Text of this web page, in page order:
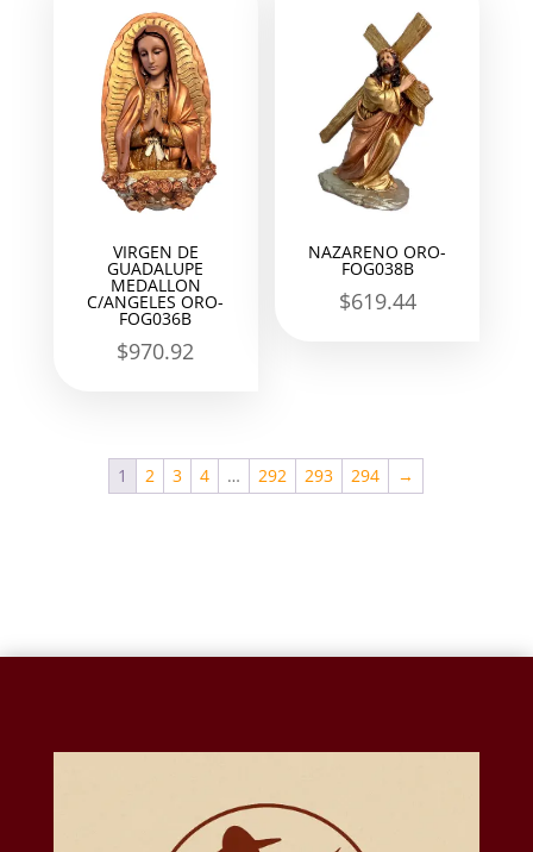
VIRGEN DE
GUADALUPE
MEDALLON
C/ANGELES ORO-
FOG036B
$970.92
NAZARENO ORO-
FOG038B
$619.44
1 2 3 4 … 292 293 294 →